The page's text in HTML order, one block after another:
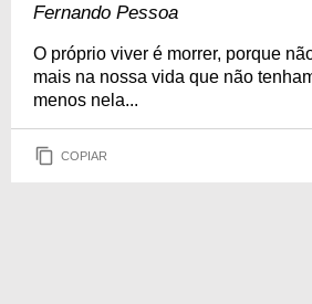
Fernando Pessoa
O próprio viver é morrer, porque
mais na nossa vida que não
menos nela...
COPIAR